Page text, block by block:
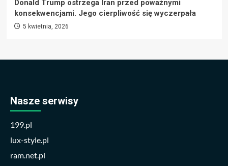
Donald Trump ostrzega Iran przed poważnymi
konsekwencjami. Jego cierpliwość się wyczerpała
5 kwietnia, 2026
Nasze serwisy
199.pl
lux-style.pl
ram.net.pl